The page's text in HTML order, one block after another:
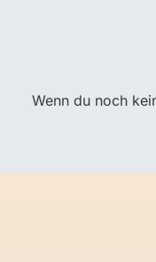
Wenn du noch